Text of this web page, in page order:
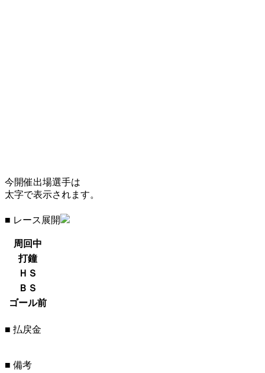
今開催出場選手は
太字で表示されます。
■ レース展開
周回中
打鐘
ＨＳ
ＢＳ
ゴール前
■ 払戻金
■ 備考